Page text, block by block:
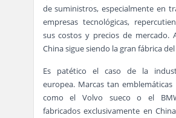
de suministros, especialmente en
empresas tecnológicas,
sus costos y precios de mercado.
China sigue siendo la gran fábrica
Es patético el caso de la
europea. Marcas tan emblemáticas
como el Volvo sueco o el
fabricados exclusivamente en